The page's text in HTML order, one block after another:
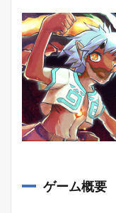
ゲーム概要